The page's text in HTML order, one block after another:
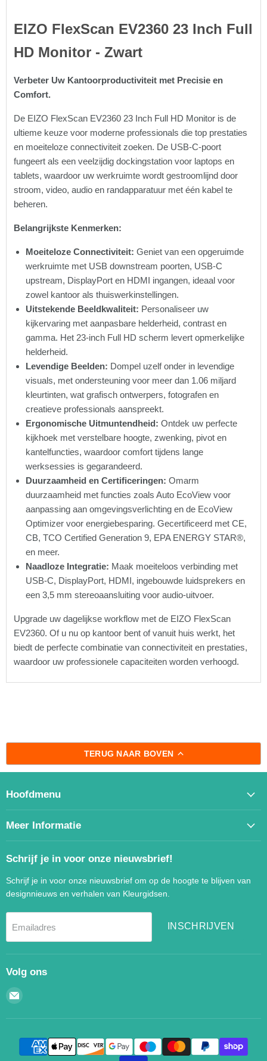
EIZO FlexScan EV2360 23 Inch Full
HD Monitor - Zwart
Verbeter Uw Kantoorproductiviteit met Precisie en
Comfort.
De EIZO FlexScan EV2360 23 Inch Full HD Monitor is de
ultieme keuze voor moderne professionals die top prestaties
en moeiteloze connectiviteit zoeken. De USB-C-poort
fungeert als een veelzijdig dockingstation voor laptops en
tablets, waardoor uw werkruimte wordt gestroomlijnd door
stroom, video, audio en randapparatuur met één kabel te
beheren.
Belangrijkste Kenmerken:
Moeiteloze Connectiviteit: Geniet van een opgeruimde
werkruimte met USB downstream poorten, USB-C
upstream, DisplayPort en HDMI ingangen, ideaal voor
zowel kantoor als thuiswerkinstellingen.
Uitstekende Beeldkwaliteit: Personaliseer uw
kijkervaring met aanpasbare helderheid, contrast en
gamma. Het 23-inch Full HD scherm levert opmerkelijke
helderheid.
Levendige Beelden: Dompel uzelf onder in levendige
visuals, met ondersteuning voor meer dan 1.06 miljard
kleurtinten, wat grafisch ontwerpers, fotografen en
creatieve professionals aanspreekt.
Ergonomische Uitmuntendheid: Ontdek uw perfecte
kijkhoek met verstelbare hoogte, zwenking, pivot en
kantelfuncties, waardoor comfort tijdens lange
werksessies is gegarandeerd.
Duurzaamheid en Certificeringen: Omarm
duurzaamheid met functies zoals Auto EcoView voor
aanpassing aan omgevingsverlichting en de EcoView
Optimizer voor energiebesparing. Gecertificeerd met CE,
CB, TCO Certified Generation 9, EPA ENERGY STAR®,
en meer.
Naadloze Integratie: Maak moeiteloos verbinding met
USB-C, DisplayPort, HDMI, ingebouwde luidsprekers en
een 3,5 mm stereoaansluiting voor audio-uitvoer.
Upgrade uw dagelijkse workflow met de EIZO FlexScan
EV2360. Of u nu op kantoor bent of vanuit huis werkt, het
biedt de perfecte combinatie van connectiviteit en prestaties,
waardoor uw professionele capaciteiten worden verhoogd.
TERUG NAAR BOVEN
Hoofdmenu
Meer Informatie
Schrijf je in voor onze nieuwsbrief!
Schrijf je in voor onze nieuwsbrief om op de hoogte te blijven van
designnieuws en verhalen van Kleurgidsen.
Emailadres INSCHRIJVEN
Volg ons
Email